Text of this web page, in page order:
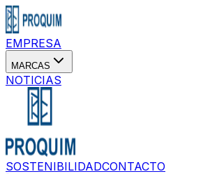
EMPRESA
MARCAS
NOTICIAS
SOSTENIBILIDADCONTACTO